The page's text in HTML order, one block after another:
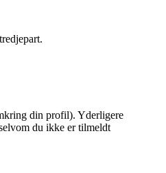
din profil). Yderligere
du ikke er tilmeldt